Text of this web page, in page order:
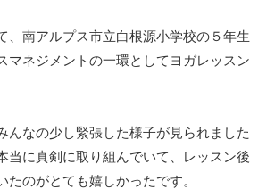
、南アルプス市立白根源小学校の５年生
マネジメントの一環としてヨガレッスン
んなの少し緊張した様子が見られました
当に真剣に取り組んでいて、レッスン後
たのがとても嬉しかったです。